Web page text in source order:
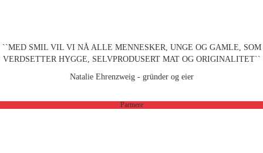
``MED SMIL VIL VI NÅ ALLE MENNESKER, UNGE OG GAMLE, SOM
VERDSETTER HYGGE, SELVPRODUSERT MAT OG ORIGINALITET``
Natalie Ehrenzweig - gründer og eier
Partnere